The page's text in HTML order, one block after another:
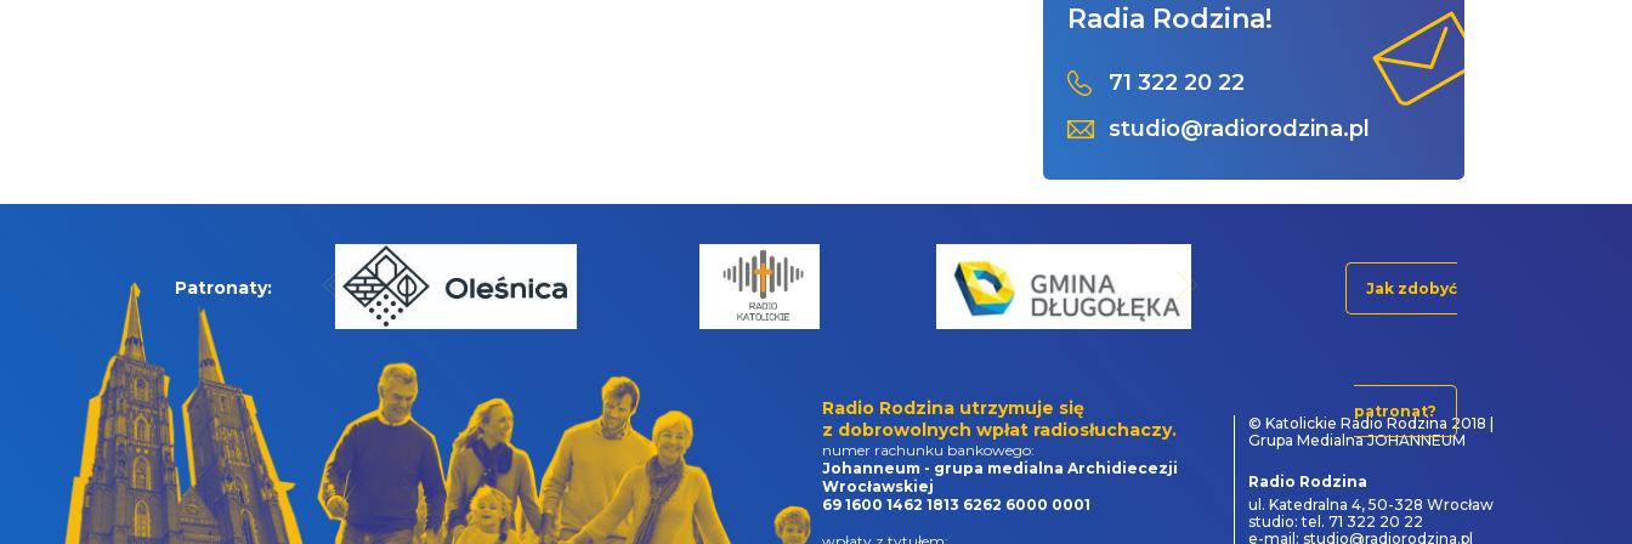
Radia Rodzina!
71 322 20 22
studio@radiorodzina.pl
Patronaty: Jak zdobyć
patronat?
Radio Rodzina utrzymuje się
z dobrowolnych wpłat radiosłuchaczy.
numer rachunku bankowego:
Johanneum - grupa medialna Archidiecezji
Wrocławskiej
69 1600 1462 1813 6262 6000 0001
© Katolickie Radio Rodzina 2018 |
Grupa Medialna JOHANNEUM
Radio Rodzina
ul. Katedralna 4, 50-328 Wrocław
studio: tel. 71 322 20 22
e-mail: studio@radiorodzina.pl